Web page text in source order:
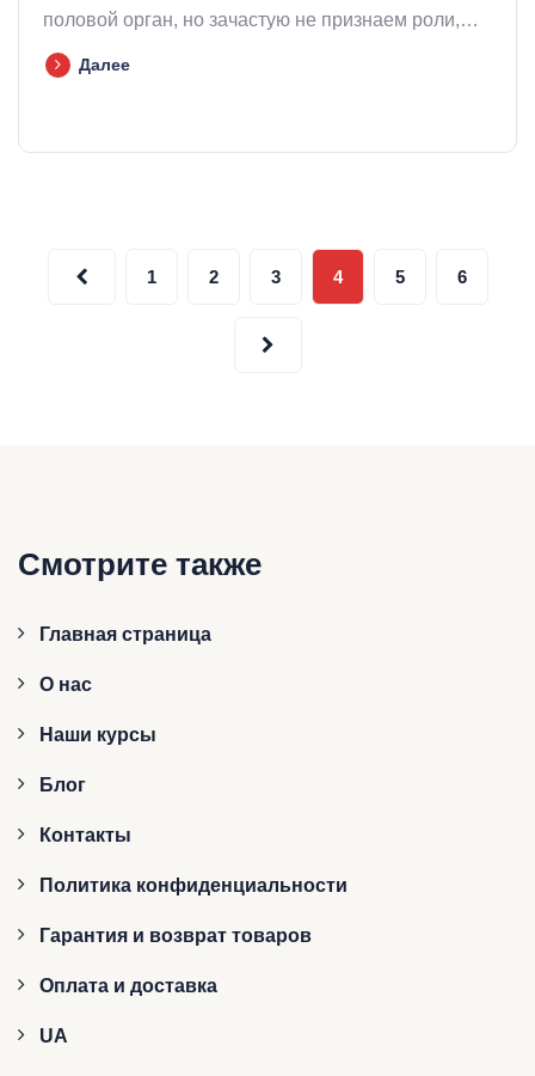
половой орган, но зачастую не признаем роли,…
Далее
Пагинация
1 2 3 4 5 6
Смотрите также
Главная страница
О нас
Наши курсы
Блог
Контакты
Политика конфиденциальности
Гарантия и возврат товаров
Оплата и доставка
UA